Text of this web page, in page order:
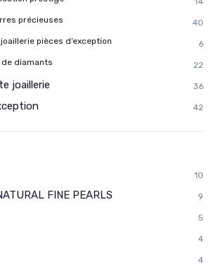
précieuses
40
pièces d’exception
6
diamants
22
joaillerie 36
42
10
FINE PEARLS 9
5
4
4